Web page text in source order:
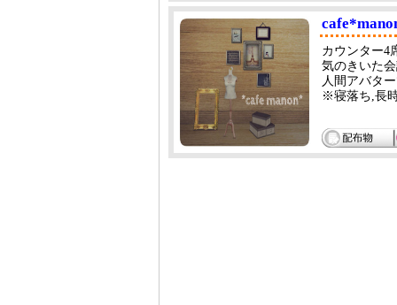
カウンター
気のきいた
人間アバタ
※寝落ち,長